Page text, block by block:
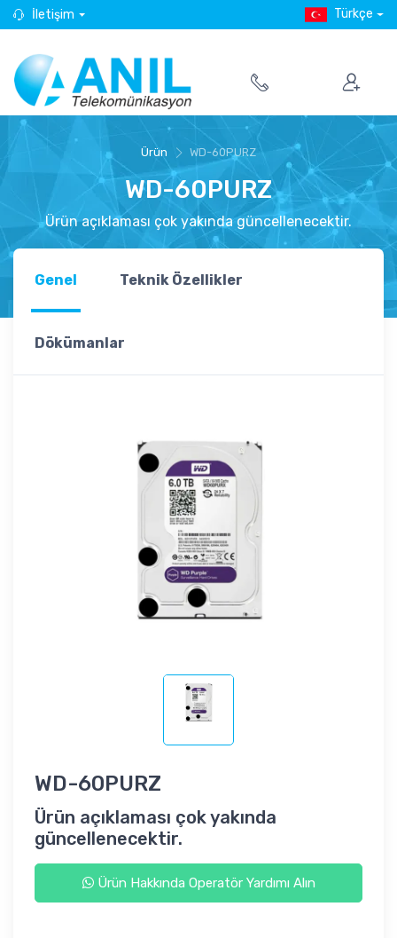
İletişim Türkçe
Ürün WD-60PURZ
WD-60PURZ
Ürün açıklaması çok yakında güncellenecektir.
Genel Teknik Özellikler
Dökümanlar
WD-60PURZ
Ürün açıklaması çok yakında
güncellenecektir.
Ürün Hakkında Operatör Yardımı Alın